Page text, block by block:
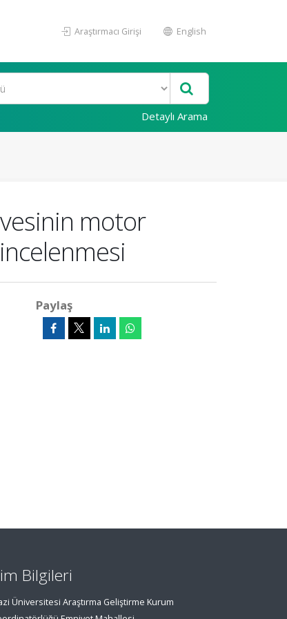
Araştırmacı Girişi English
Detaylı Arama
motor
Paylaş
Bilgileri
Üniversitesi Araştırma Geliştirme Kurum